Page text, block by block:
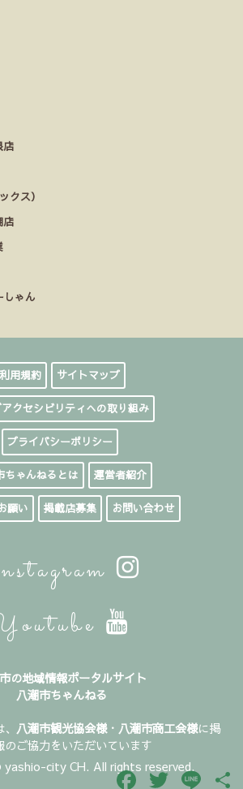
店
クス）
店
しゃん
利用規約 サイトマップ
アクセシビリティへの取り組み
プライバシーポリシー
ちゃんねるとは 運営者紹介
願い 掲載店募集 お問い合わせ
の地域情報ポータルサイト
八潮市ちゃんねる
八潮市観光協会様・ 八潮市商工会様に掲
のご協力をいただいています
city CH. All rights reserved.
Facebook
TwitterLine